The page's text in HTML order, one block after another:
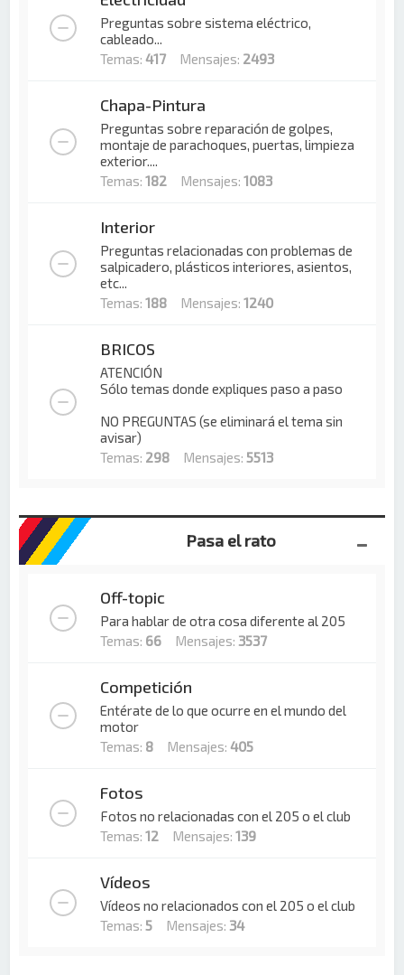
Preguntas sobre sistema eléctrico,
cableado...
Temas:417 Mensajes: 2493
Chapa-Pintura
Preguntas sobre reparación de golpes,
montaje de parachoques, puertas, limpieza
exterior....
Temas:182 Mensajes:1083
Interior
Preguntas relacionadas con problemas de
salpicadero, plásticos interiores, asientos,
etc...
Temas:188 Mensajes:1240
BRICOS
ATENCIÓN
Sólo temas donde expliques paso a paso
NO PREGUNTAS (se eliminará el tema sin
avisar)
Temas: 298 Mensajes:5513
Pasa el rato
Off-topic
Para hablar de otra cosa diferente al 205
Temas: 66 Mensajes: 3537
Competición
Entérate de lo que ocurre en el mundo del
motor
Temas: 8 Mensajes:405
Fotos
Fotos no relacionadas con el 205 o el club
Temas:12 Mensajes:139
Vídeos
Vídeos no relacionados con el 205 o el club
Temas:5 Mensajes: 34